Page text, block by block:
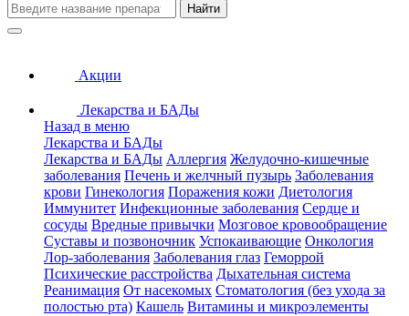
Найти
Акции
Лекарства и БАДы
Назад в меню
Лекарства и БАДы
Лекарства и БАДы Аллергия Желудочно-кишечные
заболевания Печень и желчный пузырь Заболевания
крови Гинекология Поражения кожи Диетология
Иммунитет Инфекционные заболевания Сердце и
сосуды Вредные привычки Мозговое кровообращение
Суставы и позвоночник Успокаивающие Онкология
Лор-заболевания Заболевания глаз Геморрой
Психические расстройства Дыхательная система
Реанимация От насекомых Стоматология (без ухода за
полостью рта) Кашель Витамины и микроэлементы